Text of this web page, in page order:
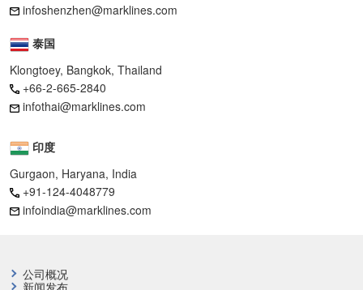
infoshenzhen@marklines.com
泰国
Klongtoey, Bangkok, Thailand
+66-2-665-2840
infothai@marklines.com
印度
Gurgaon, Haryana, India
+91-124-4048779
infoindia@marklines.com
公司概况